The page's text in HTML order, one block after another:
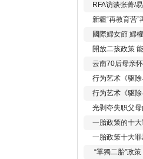
RFA访谈张菁/
新疆“再教育营
國際婦女節 婦
開放二孩政策
云南70后母亲
行为艺术《驱除
行为艺术《驱除
光剥夺失职父
一胎政策的十大
一胎政策十大罪
“單獨二胎”政